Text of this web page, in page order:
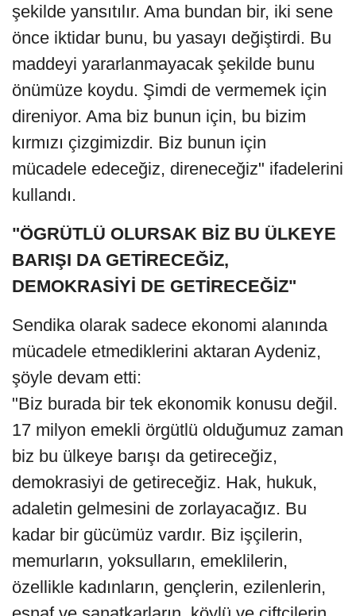
şekilde yansıtılır. Ama bundan bir, iki sene
önce iktidar bunu, bu yasayı değiştirdi. Bu
maddeyi yararlanmayacak şekilde bunu
önümüze koydu. Şimdi de vermemek için
direniyor. Ama biz bunun için, bu bizim
kırmızı çizgimizdir. Biz bunun için
mücadele edeceğiz, direneceğiz" ifadelerini
kullandı.
"ÖGRÜTLÜ OLURSAK BİZ BU ÜLKEYE
BARIŞI DA GETİRECEĞİZ,
DEMOKRASİYİ DE GETİRECEĞİZ"
Sendika olarak sadece ekonomi alanında
mücadele etmediklerini aktaran Aydeniz,
şöyle devam etti:
"Biz burada bir tek ekonomik konusu değil.
17 milyon emekli örgütlü olduğumuz zaman
biz bu ülkeye barışı da getireceğiz,
demokrasiyi de getireceğiz. Hak, hukuk,
adaletin gelmesini de zorlayacağız. Bu
kadar bir gücümüz vardır. Biz işçilerin,
memurların, yoksulların, emeklilerin,
özellikle kadınların, gençlerin, ezilenlerin,